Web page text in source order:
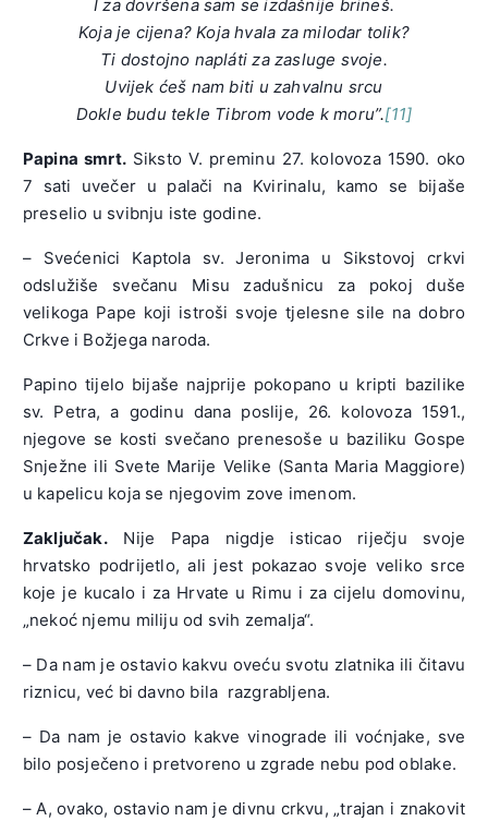
I za dovršena sam se izdašnije brineš.
Koja je cijena? Koja hvala za milodar tolik?
Ti dostojno napláti za zasluge svoje.
Uvijek ćeš nam biti u zahvalnu srcu
Dokle budu tekle Tibrom vode k moru”.[11]
Papina smrt.Siksto V. preminu 27. kolovoza 1590. oko
7 sati uvečer u palači na Kvirinalu, kamo se bijaše
preselio u svibnju iste godine.
– Svećenici Kaptola sv. Jeronima u Sikstovoj crkvi
odslužiše svečanu Misu zadušnicu za pokoj duše
velikoga Pape koji istroši svoje tjelesne sile na dobro
Crkve i Božjega naroda.
Papino tijelo bijaše najprije pokopano u kripti bazilike
sv. Petra, a godinu dana poslije, 26. kolovoza 1591.,
njegove se kosti svečano prenesoše u baziliku Gospe
Snježne ili Svete Marije Velike (Santa Maria Maggiore)
u kapelicu koja se njegovim zove imenom.
Zaključak.Nije Papa nigdje isticao riječju svoje
hrvatsko podrijetlo, ali jest pokazao svoje veliko srce
koje je kucalo i za Hrvate u Rimu i za cijelu domovinu,
„nekoć njemu miliju od svih zemalja“.
– Da nam je ostavio kakvu oveću svotu zlatnika ili čitavu
riznicu, već bi davno bila razgrabljena.
– Da nam je ostavio kakve vinograde ili voćnjake, sve
bilo posječeno i pretvoreno u zgrade nebu pod oblake.
– A, ovako, ostavio nam je divnu crkvu, „trajan i znakovit